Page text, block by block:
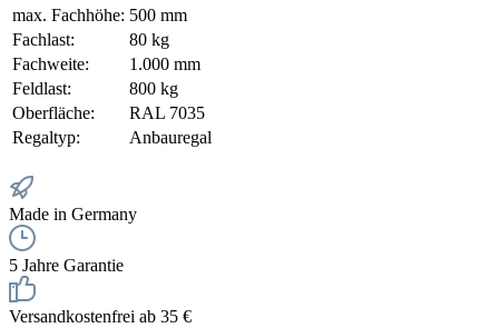
max. Fachhöhe: 500 mm
Fachlast:
80 kg
Fachweite:
1.000 mm
Feldlast:
800 kg
Oberfläche:
RAL 7035
Regaltyp:
Anbauregal
Made in Germany
5 Jahre Garantie
Versandkostenfrei ab 35 €